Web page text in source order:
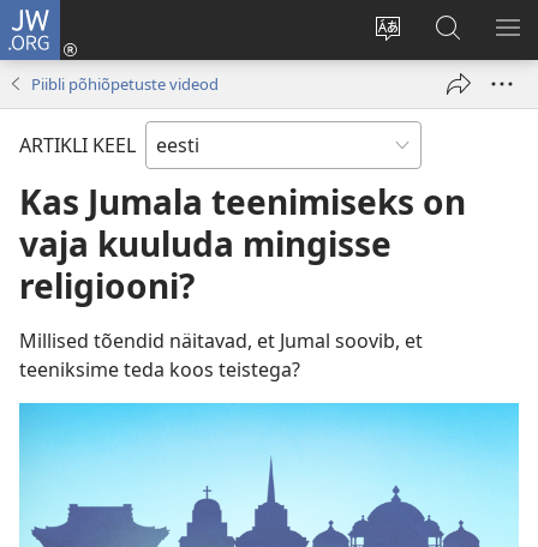
JW.ORG
Muuda
veebisaidi
Logi
sisse
akna)
Otsi
saidilt
JW.ORG
Piibli põhiõpetuste videod
ARTIKLI KEEL
Kas Jumala teenimiseks on
vaja kuuluda mingisse
religiooni?
Millised tõendid näitavad, et Jumal soovib, et
teeniksime teda koos teistega?